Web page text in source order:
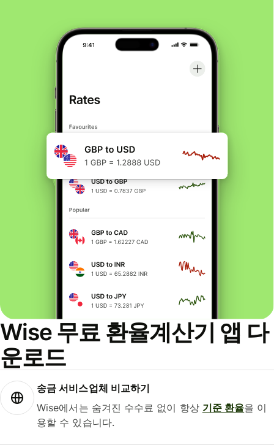
Wise 무료 환율계산기 앱 다
운로드
송금 서비스업체 비교하기
Wise에서는 숨겨진 수수료 없이 항상 기준 환율을 이
용할 수 있습니다.